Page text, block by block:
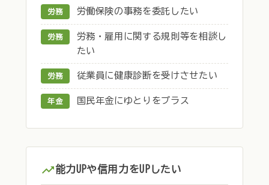
労務 労働保険の事務を委託したい
労務
労務・雇用に関する規則等を相談し
たい
労務 従業員に健康診断を受けさせたい
年金 国民年金にゆとりをプラス
能力UPや信用力をUPしたい